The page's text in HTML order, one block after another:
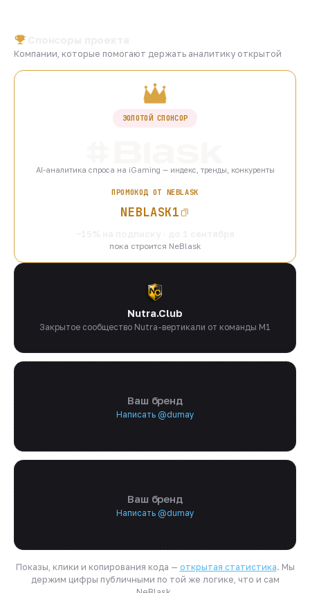
Компании, которые помогают держать аналитику открытой
ЗОЛОТОЙ СПОНСОР
AI-аналитика спроса на iGaming — индекс, тренды, конкуренты
ПРОМОКОД ОТ NEBLASK
NEBLASK1
пока строится NeBlask
Nutra.Club
Закрытое сообщество Nutra-вертикали от команды M1
Ваш бренд
Написать @dumay
Ваш бренд
Написать @dumay
Показы, клики и копирования кода — открытая статистика. Мы
держим цифры публичными по той же логике, что и сам